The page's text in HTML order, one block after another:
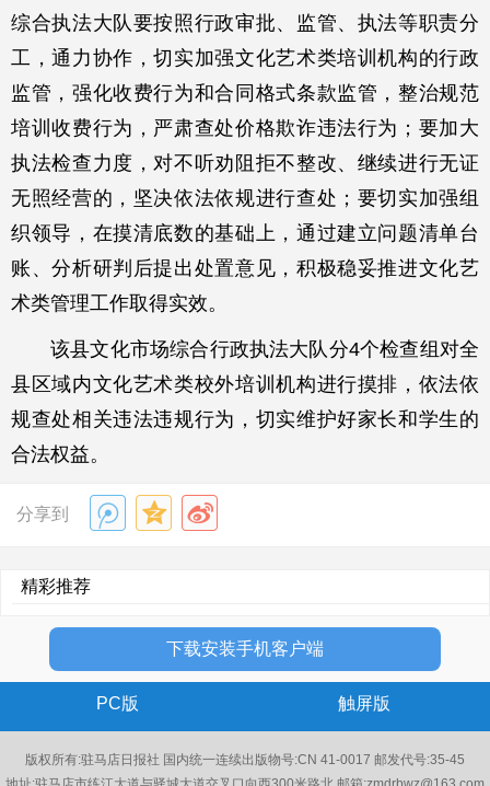
综合执法大队要按照行政审批、监管、执法等职责分
工，通力协作，切实加强文化艺术类培训机构的行政
监管，强化收费行为和合同格式条款监管，整治规范
培训收费行为，严肃查处价格欺诈违法行为；要加大
执法检查力度，对不听劝阻拒不整改、继续进行无证
无照经营的，坚决依法依规进行查处；要切实加强组
织领导，在摸清底数的基础上，通过建立问题清单台
账、分析研判后提出处置意见，积极稳妥推进文化艺
术类管理工作取得实效。
该县文化市场综合行政执法大队分4个检查组对全
县区域内文化艺术类校外培训机构进行摸排，依法依
规查处相关违法违规行为，切实维护好家长和学生的
合法权益。
分享到
精彩推荐
下载安装手机客户端
PC版 触屏版
版权所有:驻马店日报社 国内统一连续出版物号:CN 41-0017 邮发代号:35-45